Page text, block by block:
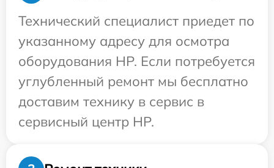
Технический специалист приедет по
указанному адресу для осмотра
оборудования HP. Если потребуется
углубленный ремонт мы бесплатно
доставим технику в сервис в
сервисный центр HP.